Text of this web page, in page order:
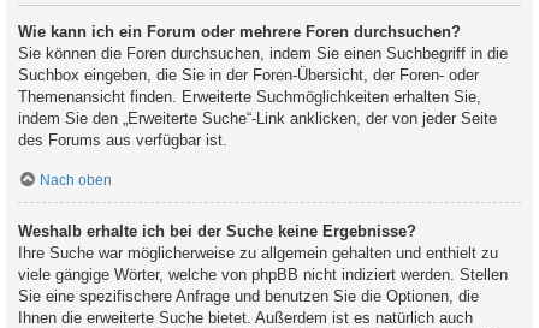
Wie kann ich ein Forum oder mehrere Foren durchsuchen?
Sie können die Foren durchsuchen, indem Sie einen Suchbegriff in die
Suchbox eingeben, die Sie in der Foren-Übersicht, der Foren- oder
Themenansicht finden. Erweiterte Suchmöglichkeiten erhalten Sie,
indem Sie den „Erweiterte Suche“-Link anklicken, der von jeder Seite
des Forums aus verfügbar ist.
Nach oben
Weshalb erhalte ich bei der Suche keine Ergebnisse?
Ihre Suche war möglicherweise zu allgemein gehalten und enthielt zu
viele gängige Wörter, welche von phpBB nicht indiziert werden. Stellen
Sie eine spezifischere Anfrage und benutzen Sie die Optionen, die
Ihnen die erweiterte Suche bietet. Außerdem ist es natürlich auch